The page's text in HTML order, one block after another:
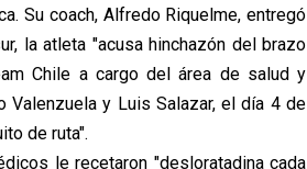
Su coach, Alfredo Riquelme, entregó
la atleta "acusa hinchazón del brazo
Chile a cargo del área de salud y
y Luis Salazar, el día 4 de
de ruta".
le recetaron "desloratadina cada